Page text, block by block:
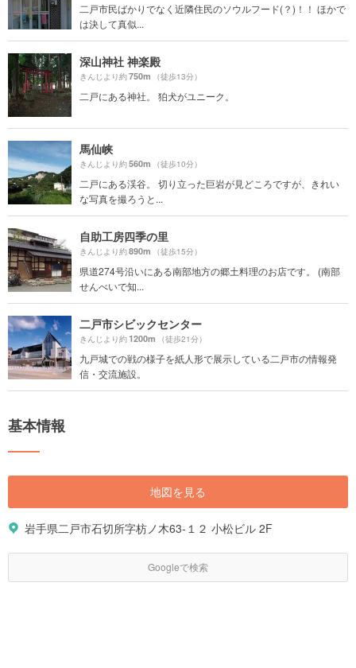
二戸市民ばかりでなく近隣住民のソウルフード(？)！！ ほかで
は決して真似...
深山神社 神楽殿
きんじより約750m （徒歩13分）
二戸にある神社。 狛犬がユニーク。
馬仙峡
きんじより約560m （徒歩10分）
二戸にある渓谷。 切り立った巨岩が見どころですが、きれい
な写真を撮ろうと...
自助工房四季の里
きんじより約890m （徒歩15分）
県道274号沿いにある南部地方の郷土料理のお店です。 (南部
せんべいで知...
二戸市シビックセンター
きんじより約1200m （徒歩21分）
九戸城での戦の様子を紙人形で展示している二戸市の情報発
信・交流施設。
基本情報
地図を見る
岩手県二戸市石切所字枋ノ木63-１２ 小松ビル 2F
Googleで検索